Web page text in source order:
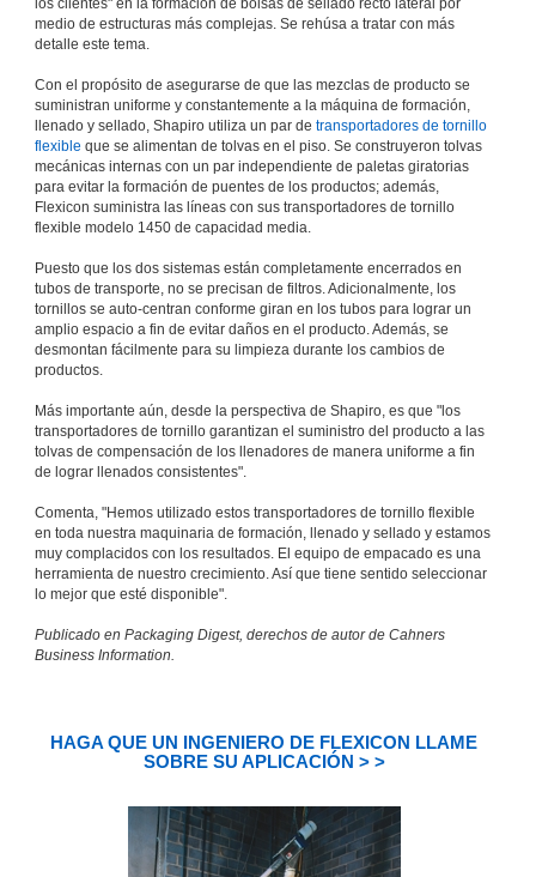
medio de estructuras más complejas. Se rehúsa a tratar con más
detalle este tema.
Con el propósito de asegurarse de que las mezclas de producto se
suministran uniforme y constantemente a la máquina de formación,
llenado y sellado, Shapiro utiliza un par de transportadores de tornillo
flexible que se alimentan de tolvas en el piso. Se construyeron tolvas
mecánicas internas con un par independiente de paletas giratorias
para evitar la formación de puentes de los productos; además,
Flexicon suministra las líneas con sus transportadores de tornillo
flexible modelo 1450 de capacidad media.
Puesto que los dos sistemas están completamente encerrados en
tubos de transporte, no se precisan de filtros. Adicionalmente, los
tornillos se auto-centran conforme giran en los tubos para lograr un
amplio espacio a fin de evitar daños en el producto. Además, se
desmontan fácilmente para su limpieza durante los cambios de
productos.
Más importante aún, desde la perspectiva de Shapiro, es que "los
transportadores de tornillo garantizan el suministro del producto a las
tolvas de compensación de los llenadores de manera uniforme a fin
de lograr llenados consistentes".
Comenta, "Hemos utilizado estos transportadores de tornillo flexible
en toda nuestra maquinaria de formación, llenado y sellado y estamos
muy complacidos con los resultados. El equipo de empacado es una
herramienta de nuestro crecimiento. Así que tiene sentido seleccionar
lo mejor que esté disponible".
Publicado en Packaging Digest, derechos de autor de Cahners
Business Information.
HAGA QUE UN INGENIERO DE FLEXICON LLAME
SOBRE SU APLICACIÓN > >